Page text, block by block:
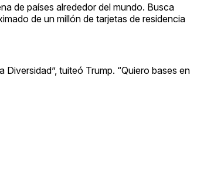
de países alrededor del mundo. Busca
de un millón de tarjetas de residencia
tuiteó Trump. “Quiero bases en